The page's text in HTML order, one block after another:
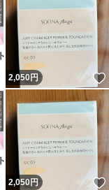
いいね！
2,050円
いいね！
2,050円